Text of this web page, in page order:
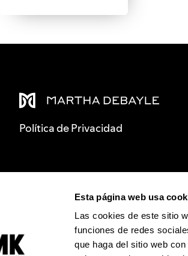
Esta página web usa
Las cookies de este sitio
funciones de redes
que haga del sitio web
Política de Privacidad